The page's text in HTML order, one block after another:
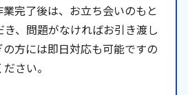
完了後は、お立ち会いのもと
、問題がなければお引き渡し
の方には即日対応も可能ですの
さい。